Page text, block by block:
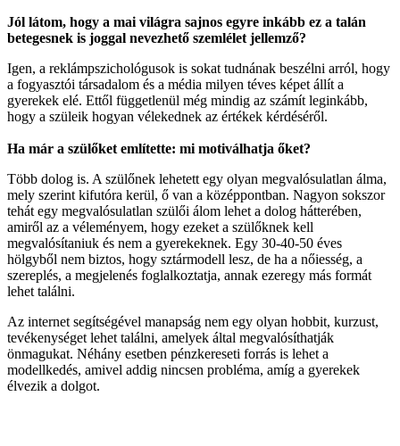
Jól látom, hogy a mai világra sajnos egyre inkább ez a talán
betegesnek is joggal nevezhető szemlélet jellemző?
Igen, a reklámpszichológusok is sokat tudnának beszélni arról, hogy
a fogyasztói társadalom és a média milyen téves képet állít a
gyerekek elé. Ettől függetlenül még mindig az számít leginkább,
hogy a szüleik hogyan vélekednek az értékek kérdéséről.
Ha már a szülőket említette: mi motiválhatja őket?
Több dolog is. A szülőnek lehetett egy olyan megvalósulatlan álma,
mely szerint kifutóra kerül, ő van a középpontban. Nagyon sokszor
tehát egy megvalósulatlan szülői álom lehet a dolog hátterében,
amiről az a véleményem, hogy ezeket a szülőknek kell
megvalósítaniuk és nem a gyerekeknek. Egy 30-40-50 éves
hölgyből nem biztos, hogy sztármodell lesz, de ha a nőiesség, a
szereplés, a megjelenés foglalkoztatja, annak ezeregy más formát
lehet találni.
Az internet segítségével manapság nem egy olyan hobbit, kurzust,
tevékenységet lehet találni, amelyek által megvalósíthatják
önmagukat. Néhány esetben pénzkereseti forrás is lehet a
modellkedés, amivel addig nincsen probléma, amíg a gyerekek
élvezik a dolgot.